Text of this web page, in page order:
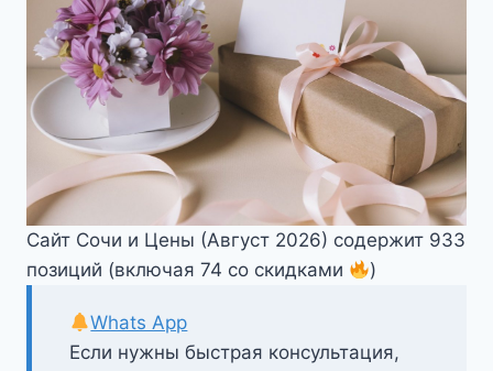
Сайт Сочи и Цены (Август 2026) содержит 933
позиций (включая 74 со скидками
)
Если нужны быстрая консультация,
Whats App